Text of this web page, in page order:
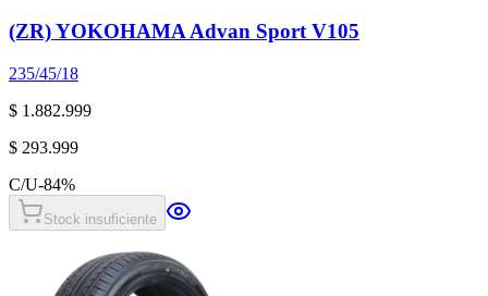
(ZR) YOKOHAMA Advan Sport V105
235/45/18
$ 1.882.999
$ 293.999
C/U-84%
Stock insuficiente